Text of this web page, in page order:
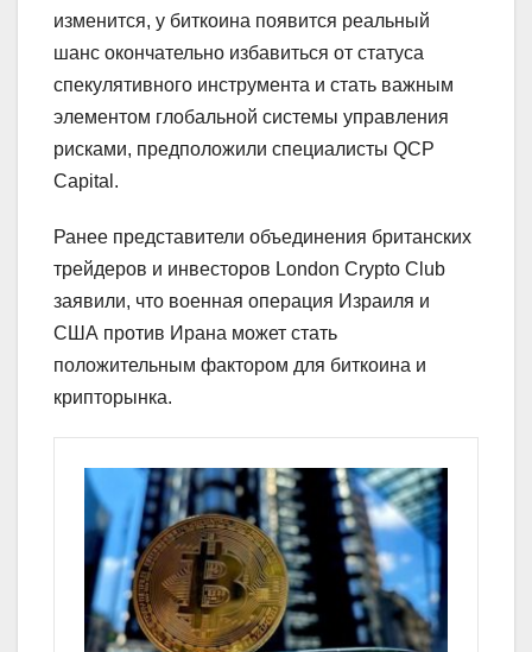
изменится, у биткоина появится реальный
шанс окончательно избавиться от статуса
спекулятивного инструмента и стать важным
элементом глобальной системы управления
рисками, предположили специалисты QCP
Capital.
Ранее представители объединения британских
трейдеров и инвесторов London Crypto Club
заявили, что военная операция Израиля и
США против Ирана может стать
положительным фактором для биткоина и
крипторынка.